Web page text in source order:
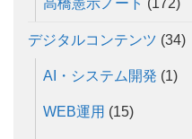
高橋憲示ノート (172)
デジタルコンテンツ (34)
AI・システム開発 (1)
WEB運用 (15)